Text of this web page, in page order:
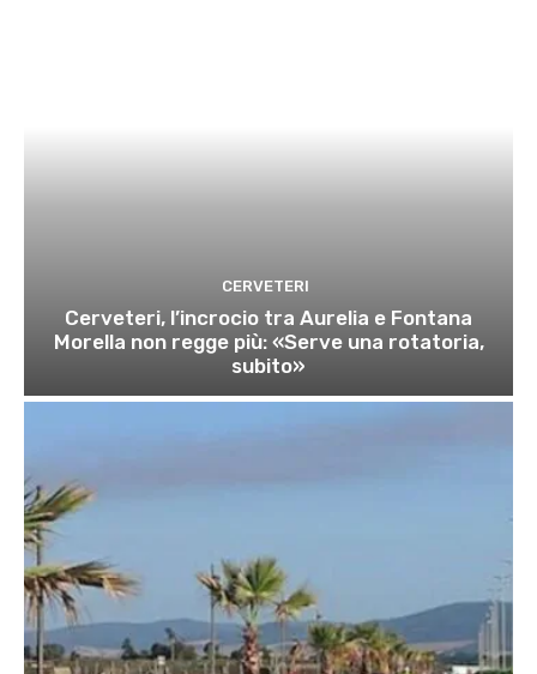
CERVETERI
Cerveteri, l’incrocio tra Aurelia e Fontana
Morella non regge più: «Serve una rotatoria,
subito»